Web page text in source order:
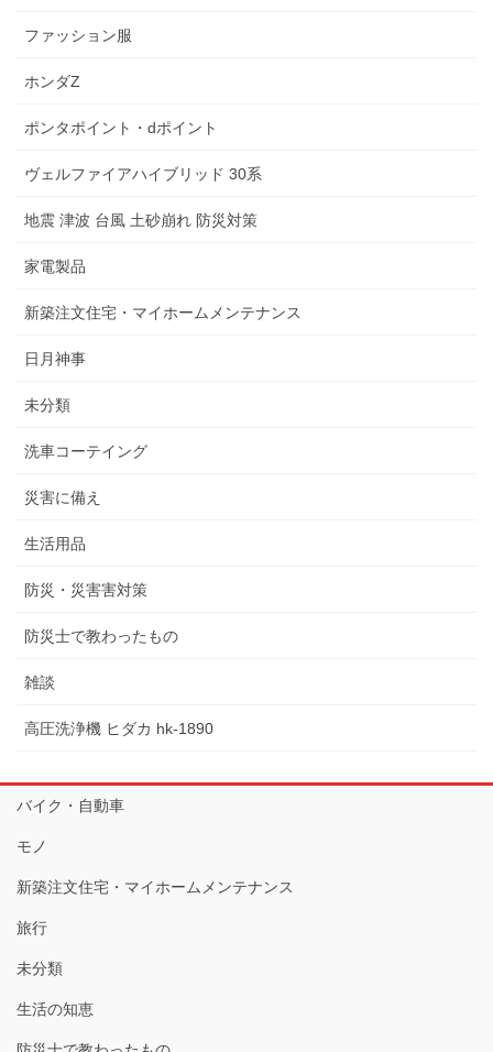
ファッション服
ホンダZ
ポンタポイント・dポイント
ヴェルファイアハイブリッド 30系
地震 津波 台風 土砂崩れ 防災対策
家電製品
新築注文住宅・マイホームメンテナンス
日月神事
未分類
洗車コーテイング
災害に備え
生活用品
防災・災害害対策
防災士で教わったもの
雑談
高圧洗浄機 ヒダカ hk-1890
バイク・自動車
モノ
新築注文住宅・マイホームメンテナンス
旅行
未分類
生活の知恵